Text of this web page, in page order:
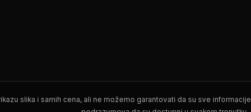
slika i samih cena, ali ne možemo garantovati da su sve